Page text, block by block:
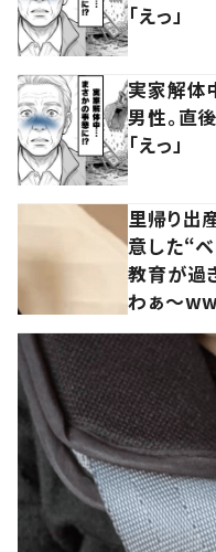
「えっ」
実家解体
男性。直
「えっ」
里帰り出
意した“
教育が過
わぁ～ww